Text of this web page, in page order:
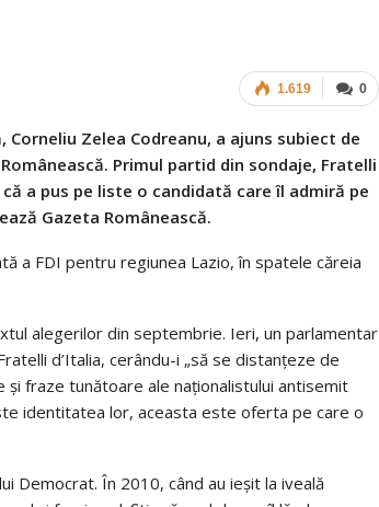
0
1.619
Zelea Codreanu, a ajuns subiect de
Primul partid din sondaje, Fratelli
a pus pe liste o candidată care îl admiră pe
Gazeta Românească.
a FDI pentru regiunea Lazio, în spatele căreia
alegerilor din septembrie. Ieri, un parlamentar
d’Italia, cerându-i „să se distanțeze de
fraze tunătoare ale naționalistului antisemit
identitatea lor, aceasta este oferta pe care o
Democrat. În 2010, când au ieșit la iveală